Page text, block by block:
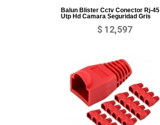
Balun Blister Cctv Conector Rj-45
Utp Hd Camara Seguridad Gris
$ 12,597